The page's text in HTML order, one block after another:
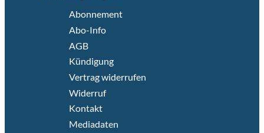
Abonnement
Abo-Info
AGB
Kündigung
Vertrag widerrufen
Widerruf
Kontakt
Mediadaten